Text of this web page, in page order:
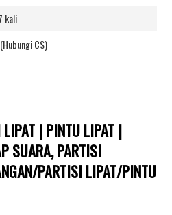
kali
CS)
| PINTU LIPAT |
SUARA, PARTISI
PARTISI LIPAT/PINTU